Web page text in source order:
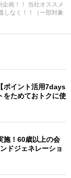
画！！ 当社オススメ
しなく！！（一部対象
イント活用7days
をためておトクに使
！60歳以上の会
ドジェネレーショ